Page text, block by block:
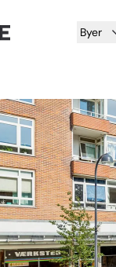
Byer